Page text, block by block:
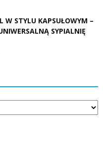
W STYLU KAPSUŁOWYM –
SYPIALNIĘ